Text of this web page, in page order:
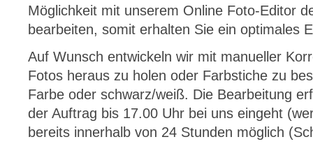
Möglichkeit mit unserem Online Foto-Editor
bearbeiten, somit erhalten Sie ein optimales
Auf Wunsch entwickeln wir mit manueller
Fotos heraus zu holen oder Farbstiche zu
Farbe oder schwarz/weiß. Die Bearbeitung
der Auftrag bis 17.00 Uhr bei uns eingeht
bereits innerhalb von 24 Stunden möglich